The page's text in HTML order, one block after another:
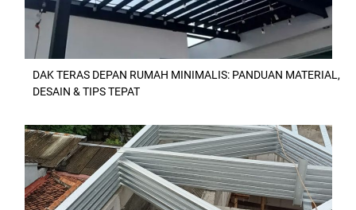
DAK TERAS DEPAN RUMAH MINIMALIS: PANDUAN MATERIAL,
DESAIN & TIPS TEPAT